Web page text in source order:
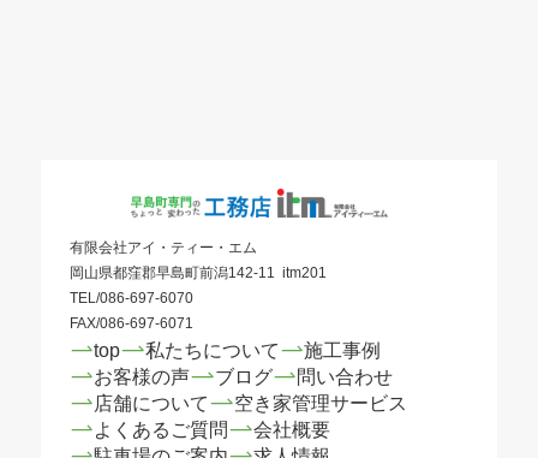
有限会社アイ・ティー・エム
岡山県都窪郡早島町前潟142-11 itm201
TEL/086-697-6070
FAX/086-697-6071
top 私たちについて
施工事例
お客様の声
ブログ
問い合わせ
店舗について
空き家管理サービス
よくあるご質問
会社概要